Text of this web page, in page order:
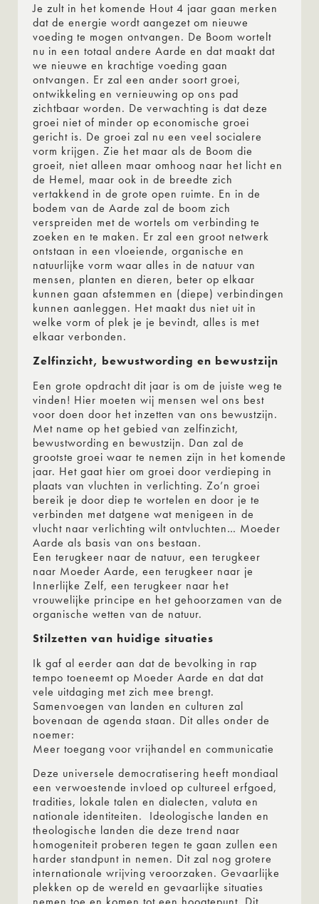
Je zult in het komende Hout 4 jaar gaan merken
dat de energie wordt aangezet om nieuwe
voeding te mogen ontvangen. De Boom wortelt
nu in een totaal andere Aarde en dat maakt dat
we nieuwe en krachtige voeding gaan
ontvangen. Er zal een ander soort groei,
ontwikkeling en vernieuwing op ons pad
zichtbaar worden. De verwachting is dat deze
groei niet of minder op economische groei
gericht is. De groei zal nu een veel socialere
vorm krijgen. Zie het maar als de Boom die
groeit, niet alleen maar omhoog naar het licht en
de Hemel, maar ook in de breedte zich
vertakkend in de grote open ruimte. En in de
bodem van de Aarde zal de boom zich
verspreiden met de wortels om verbinding te
zoeken en te maken. Er zal een groot netwerk
ontstaan in een vloeiende, organische en
natuurlijke vorm waar alles in de natuur van
mensen, planten en dieren, beter op elkaar
kunnen gaan afstemmen en (diepe) verbindingen
kunnen aanleggen. Het maakt dus niet uit in
welke vorm of plek je je bevindt, alles is met
elkaar verbonden.
Zelfinzicht, bewustwording en bewustzijn
Een grote opdracht dit jaar is om de juiste weg te
vinden! Hier moeten wij mensen wel ons best
voor doen door het inzetten van ons bewustzijn.
Met name op het gebied van zelfinzicht,
bewustwording en bewustzijn. Dan zal de
grootste groei waar te nemen zijn in het komende
jaar. Het gaat hier om groei door verdieping in
plaats van vluchten in verlichting. Zo’n groei
bereik je door diep te wortelen en door je te
verbinden met datgene wat menigeen in de
vlucht naar verlichting wilt ontvluchten… Moeder
Aarde als basis van ons bestaan.
Een terugkeer naar de natuur, een terugkeer
naar Moeder Aarde, een terugkeer naar je
Innerlijke Zelf, een terugkeer naar het
vrouwelijke principe en het gehoorzamen van de
organische wetten van de natuur.
Stilzetten van huidige situaties
Ik gaf al eerder aan dat de bevolking in rap
tempo toeneemt op Moeder Aarde en dat dat
vele uitdaging met zich mee brengt.
Samenvoegen van landen en culturen zal
bovenaan de agenda staan. Dit alles onder de
noemer:
Meer toegang voor vrijhandel en communicatie
Deze universele democratisering heeft mondiaal
een verwoestende invloed op cultureel erfgoed,
tradities, lokale talen en dialecten, valuta en
nationale identiteiten. Ideologische landen en
theologische landen die deze trend naar
homogeniteit proberen tegen te gaan zullen een
harder standpunt in nemen. Dit zal nog grotere
internationale wrijving veroorzaken. Gevaarlijke
plekken op de wereld en gevaarlijke situaties